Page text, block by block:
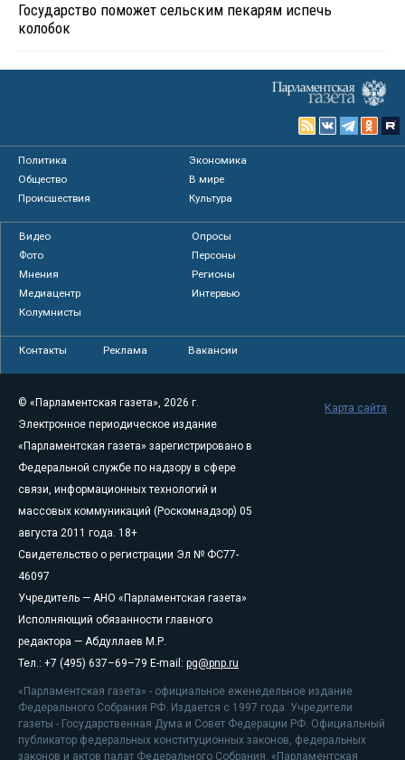
Государство поможет сельским пекарям испечь
колобок
Политика
Экономика
Общество
В мире
Происшествия
Культура
Видео
Опросы
Фото
Персоны
Мнения
Регионы
Медиацентр
Интервью
Колумнисты
Контакты Реклама Вакансии
© «Парламентская газета», 2026 г.
Электронное периодическое издание
«Парламентская газета» зарегистрировано в
Федеральной службе по надзору в сфере
связи, информационных технологий и
массовых коммуникаций (Роскомнадзор) 05
августа 2011 года. 18+
Свидетельство о регистрации Эл № ФС77-
46097
Учредитель — АНО «Парламентская газета»
Исполняющий обязанности главного
редактора — Абдуллаев М.Р.
Тел.: +7 (495) 637–69–79 E-mail: pg@pnp.ru
«Парламентская газета» - официальное еженедельное издание
Федерального Собрания РФ. Издается с 1997 года. Учредители
газеты - Государственная Дума и Совет Федерации РФ. Официальный
публикатор федеральных конституционных законов, федеральных
законов и актов палат Федерального Собрания. «Парламентская
Карта сайта